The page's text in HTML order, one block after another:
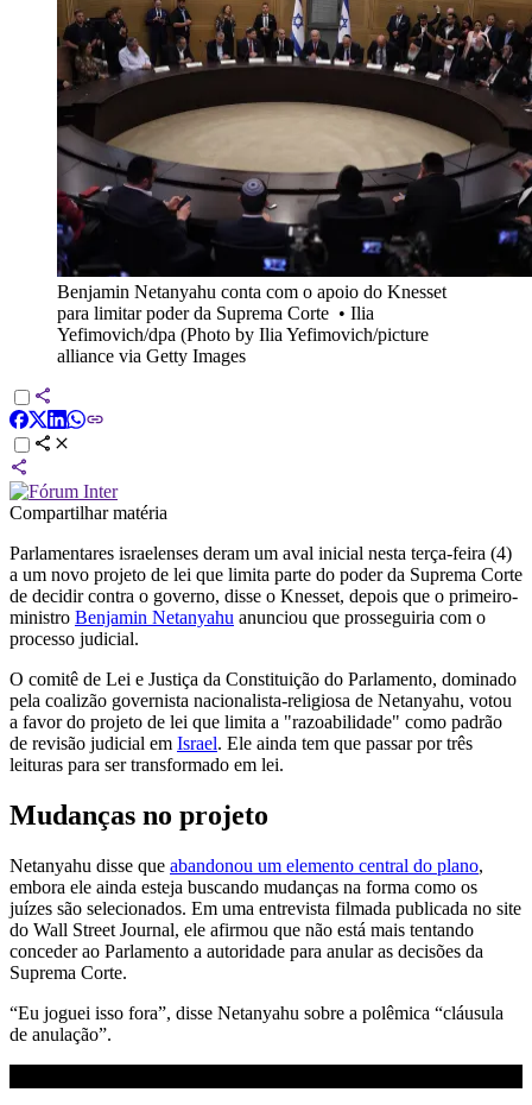
Benjamin Netanyahu conta com o apoio do Knesset
para limitar poder da Suprema Corte • Ilia
Yefimovich/dpa (Photo by Ilia Yefimovich/picture
alliance via Getty Images
Compartilhar matéria
Parlamentares israelenses deram um aval inicial nesta terça-feira (4)
a um novo projeto de lei que limita parte do poder da Suprema Corte
de decidir contra o governo, disse o Knesset, depois que o primeiro-
ministro Benjamin Netanyahu anunciou que prosseguiria com o
processo judicial.
O comitê de Lei e Justiça da Constituição do Parlamento, dominado
pela coalizão governista nacionalista-religiosa de Netanyahu, votou
a favor do projeto de lei que limita a "razoabilidade" como padrão
de revisão judicial em Israel. Ele ainda tem que passar por três
leituras para ser transformado em lei.
Mudanças no projeto
Netanyahu disse que abandonou um elemento central do plano,
embora ele ainda esteja buscando mudanças na forma como os
juízes são selecionados. Em uma entrevista filmada publicada no site
do Wall Street Journal, ele afirmou que não está mais tentando
conceder ao Parlamento a autoridade para anular as decisões da
Suprema Corte.
“Eu joguei isso fora”, disse Netanyahu sobre a polêmica “cláusula
de anulação”.